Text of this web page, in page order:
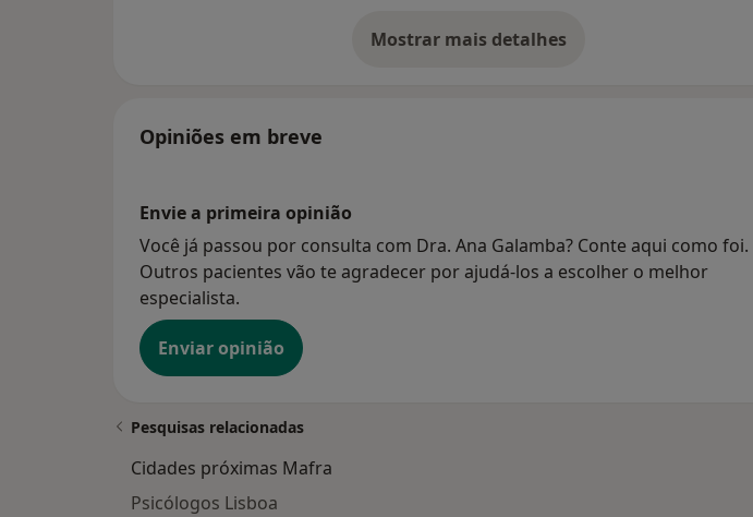
Mostrar mais detalhes
sobre o endereço
Opiniões em breve
Envie a primeira opinião
Você já passou por consulta com Dra. Ana Galamba? Conte aqui como foi.
Outros pacientes vão te agradecer por ajudá-los a escolher o melhor
especialista.
Enviar opinião
Pesquisas relacionadas
Cidades próximas Mafra
Psicólogos Lisboa